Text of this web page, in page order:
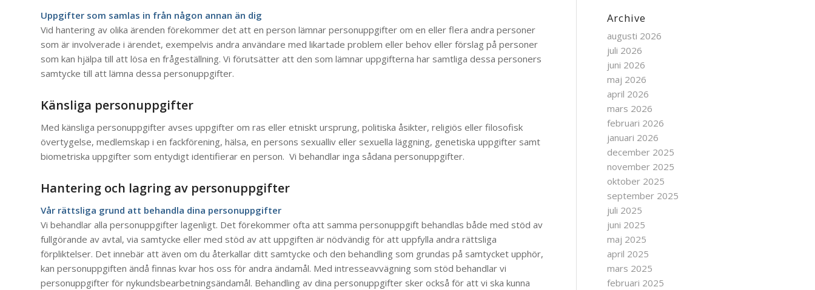
Uppgifter som samlas in från någon annan än dig
Vid hantering av olika ärenden förekommer det att en person lämnar personuppgifter om en eller flera andra personer
som är involverade i ärendet, exempelvis andra användare med likartade problem eller behov eller förslag på personer
som kan hjälpa till att lösa en frågeställning. Vi förutsätter att den som lämnar uppgifterna har samtliga dessa personers
samtycke till att lämna dessa personuppgifter.
Känsliga personuppgifter
Med känsliga personuppgifter avses uppgifter om ras eller etniskt ursprung, politiska åsikter, religiös eller filosofisk
övertygelse, medlemskap i en fackförening, hälsa, en persons sexualliv eller sexuella läggning, genetiska uppgifter samt
biometriska uppgifter som entydigt identifierar en person. Vi behandlar inga sådana personuppgifter.
Hantering och lagring av personuppgifter
Vår rättsliga grund att behandla dina personuppgifter
Vi behandlar alla personuppgifter lagenligt. Det förekommer ofta att samma personuppgift behandlas både med stöd av
fullgörande av avtal, via samtycke eller med stöd av att uppgiften är nödvändig för att uppfylla andra rättsliga
förpliktelser. Det innebär att även om du återkallar ditt samtycke och den behandling som grundas på samtycket upphör,
kan personuppgiften ändå finnas kvar hos oss för andra ändamål. Med intresseavvägning som stöd behandlar vi
personuppgifter för nykundsbearbetningsändamål. Behandling av dina personuppgifter sker också för att vi ska kunna
Archive
augusti 2026
juli 2026
juni 2026
maj 2026
april 2026
mars 2026
februari 2026
januari 2026
december 2025
november 2025
oktober 2025
september 2025
juli 2025
juni 2025
maj 2025
april 2025
mars 2025
februari 2025